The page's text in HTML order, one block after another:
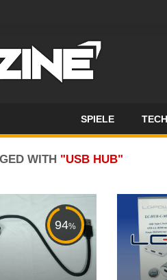
SPIELE
WITH "USB HUB"
94%